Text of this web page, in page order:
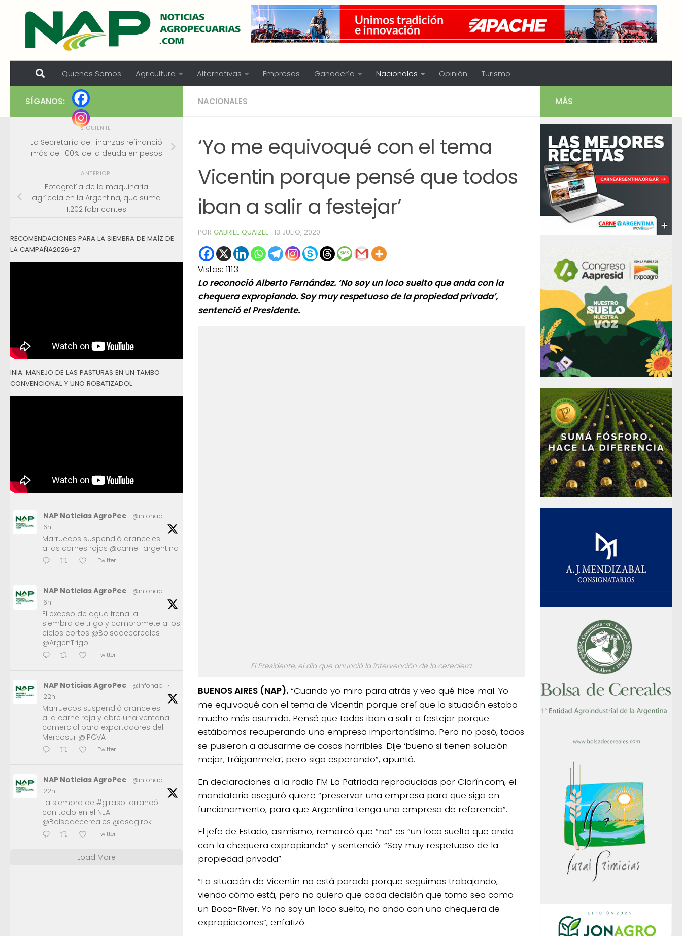
Skip to content
Quienes Somos Agricultura Alternativas Empresas Ganadería Nacionales Opinión Turismo
NACIONALES
‘Yo me equivoqué con el tema
Vicentin porque pensé que todos
iban a salir a festejar’
POR GABRIEL QUAIZEL · 13 JULIO, 2020
Vistas: 1113
Lo reconoció Alberto Fernández. ‘No soy un loco suelto que anda con la
chequera expropiando. Soy muy respetuoso de la propiedad privada’,
sentenció el Presidente.
El Presidente, el día que anunció la intervención de la cerealera.
BUENOS AIRES (NAP). “Cuando yo miro para atrás y veo qué hice mal. Yo
me equivoqué con el tema de Vicentin porque creí que la situación estaba
mucho más asumida. Pensé que todos iban a salir a festejar porque
estábamos recuperando una empresa importantísima. Pero no pasó, todos
se pusieron a acusarme de cosas horribles. Dije ‘bueno si tienen solución
mejor, tráiganmela’, pero sigo esperando”, apuntó.
En declaraciones a la radio FM La Patriada reproducidas por Clarín.com, el
mandatario aseguró quiere “preservar una empresa para que siga en
funcionamiento, para que Argentina tenga una empresa de referencia”.
El jefe de Estado, asimismo, remarcó que “no” es “un loco suelto que anda
con la chequera expropiando” y sentenció: “Soy muy respetuoso de la
propiedad privada”.
“La situación de Vicentin no está parada porque seguimos trabajando,
viendo cómo está, pero no quiero que cada decisión que tomo sea como
un Boca-River. Yo no soy un loco suelto, no ando con una chequera de
expropiaciones”, enfatizó.
SÍGANOS:
SIGUIENTE
La Secretaría de Finanzas refinanció
más del 100% de la deuda en pesos
ANTERIOR
Fotografía de la maquinaria
agrícola en la Argentina, que suma
1.202 fabricantes
RECOMENDACIONES PARA LA SIEMBRA DE MAÍZ DE
LA CAMPAÑA2026-27
INIA: MANEJO DE LAS PASTURAS EN UN TAMBO
CONVENCIONAL Y UNO ROBATIZADOL
NAP Noticias AgroPec @infonap
·
6h
Marruecos suspendió aranceles
a las carnes rojas @carne_argentina
Twitter
NAP Noticias AgroPec @infonap
·
6h
El exceso de agua frena la
siembra de trigo y compromete a los
ciclos cortos @Bolsadecereales
@ArgenTrigo
Twitter
NAP Noticias AgroPec @infonap
·
22h
Marruecos suspendió aranceles
a la carne roja y abre una ventana
comercial para exportadores del
Mercosur @IPCVA
Twitter
NAP Noticias AgroPec @infonap
·
22h
La siembra de #girasol arrancó
con todo en el NEA
@Bolsadecereales @asagirok
Twitter
Load More
MÁS